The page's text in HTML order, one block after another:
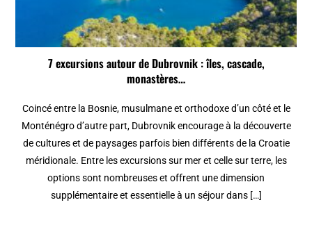
7 excursions autour de Dubrovnik : îles, cascade,
monastères…
Coincé entre la Bosnie, musulmane et orthodoxe d’un côté et le
Monténégro d’autre part, Dubrovnik encourage à la découverte
de cultures et de paysages parfois bien différents de la Croatie
méridionale. Entre les excursions sur mer et celle sur terre, les
options sont nombreuses et offrent une dimension
supplémentaire et essentielle à un séjour dans […]